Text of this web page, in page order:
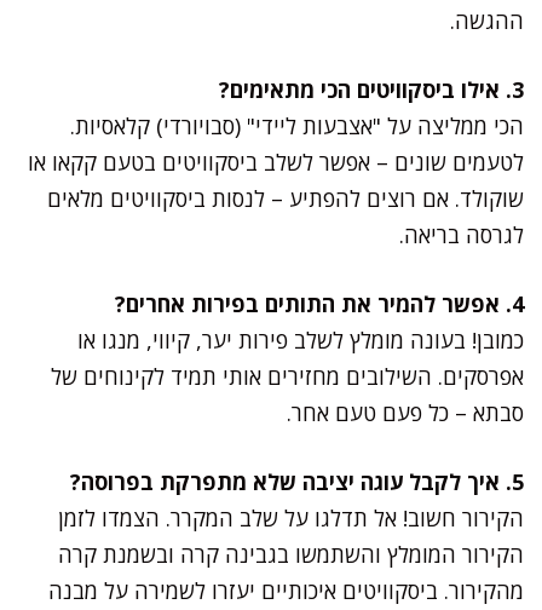
ההגשה.
3. אילו ביסקוויטים הכי מתאימים?
הכי ממליצה על "אצבעות ליידי" (סבויורדי) קלאסיות.
לטעמים שונים – אפשר לשלב ביסקוויטים בטעם קקאו או
שוקולד. אם רוצים להפתיע – לנסות ביסקוויטים מלאים
לגרסה בריאה.
4. אפשר להמיר את התותים בפירות אחרים?
כמובן! בעונה מומלץ לשלב פירות יער, קיווי, מנגו או
אפרסקים. השילובים מחזירים אותי תמיד לקינוחים של
סבתא – כל פעם טעם אחר.
5. איך לקבל עוגה יציבה שלא מתפרקת בפרוסה?
הקירור חשוב! אל תדלגו על שלב המקרר. הצמדו לזמן
הקירור המומלץ והשתמשו בגבינה קרה ובשמנת קרה
מהקירור. ביסקוויטים איכותיים יעזרו לשמירה על מבנה